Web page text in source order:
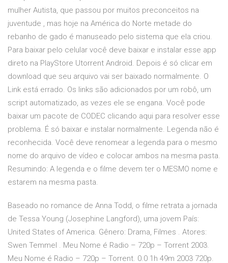
mulher Autista, que passou por muitos preconceitos na
juventude , mas hoje na América do Norte metade do
rebanho de gado é manuseado pelo sistema que ela criou.
Para baixar pelo celular você deve baixar e instalar esse app
direto na PlayStore Utorrent Android. Depois é só clicar em
download que seu arquivo vai ser baixado normalmente. O
Link está errado. Os links são adicionados por um robô, um
script automatizado, as vezes ele se engana. Você pode
baixar um pacote de CODEC clicando aqui para resolver esse
problema. É só baixar e instalar normalmente. Legenda não é
reconhecida. Você deve renomear a legenda para o mesmo
nome do arquivo de vídeo e colocar ambos na mesma pasta.
Resumindo: A legenda e o filme devem ter o MESMO nome e
estarem na mesma pasta.
Baseado no romance de Anna Todd, o filme retrata a jornada
de Tessa Young (Josephine Langford), uma jovem País:
United States of America. Gênero: Drama, Filmes . Atores:
Swen Temmel . Meu Nome é Radio – 720p – Torrent 2003.
Meu Nome é Radio – 720p – Torrent. 0.0 1h 49m 2003 720p.